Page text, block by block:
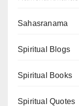
Sahasranama
Spiritual Blogs
Spiritual Books
Spiritual Quotes